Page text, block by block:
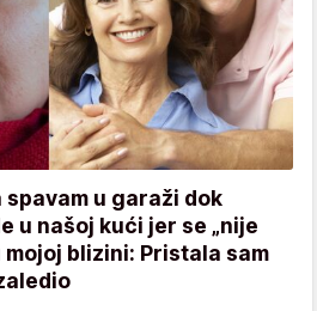
spavam u garaži dok
u našoj kući jer se „nije
blizini: Pristala sam